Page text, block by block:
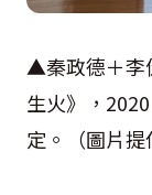
▲秦政德＋李
生火》，
定。（圖片提